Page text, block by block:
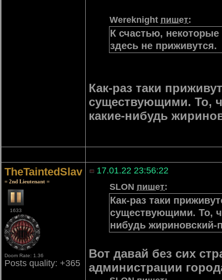
Wereknight пишет:
К счастью,
здесь не приживутся.
Как-раз таки
существующими. То,
какие-нибудь
TheTaintedSlav
= 2nd Lieutenant =
1633
Doom Rate: 1.36
Posts quality: +365
17.01.22 23:56:22
SLON пишет:
Как-раз таки
существующими. То,
нибудь
Вот давай без сих
администрации